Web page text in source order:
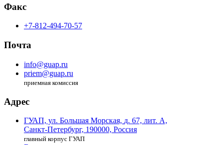
Факс
+7-812-494-70-57
Почта
info@guap.ru
priem@guap.ru
приемная комиссия
Адрес
ГУАП, ул. Большая Морская, д. 67, лит. А,
Санкт-Петербург, 190000, Россия
главный корпус ГУАП